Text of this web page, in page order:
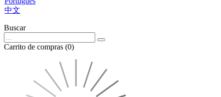
中文
Buscar
Carrito de compras (0)